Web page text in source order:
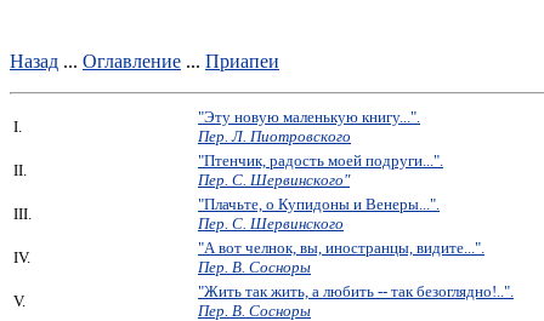
Назад ... Оглавление ... Приапеи
I.
"Эту новую маленькую книгу...".
Пер. Л. Пиотровского
II.
"Птенчик, радость моей подруги...".
Пер. С. Шервинского"
III.
"Плачьте, о Купидоны и Венеры...".
Пер. С. Шервинского
IV.
"А вот челнок, вы, иностранцы, видите...".
Пер. В. Сосноры
V.
"Жить так жить, а любить -- так безоглядно!..".
Пер. В. Сосноры